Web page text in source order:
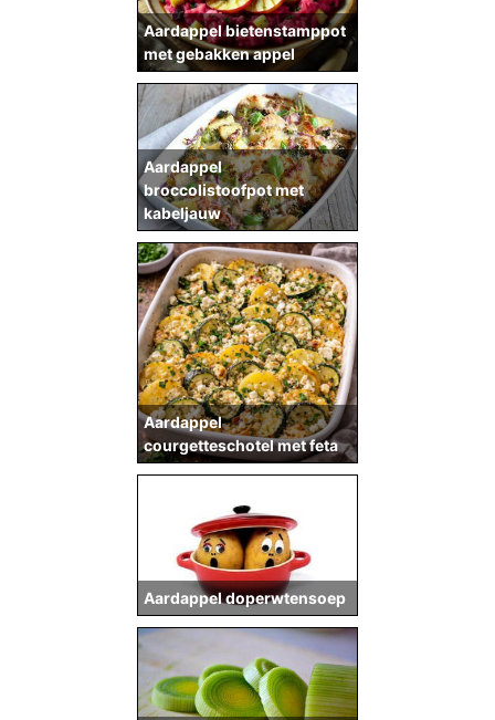
Aardappel bietenstamppot
met gebakken appel
Aardappel
broccolistoofpot met
kabeljauw
Aardappel
courgetteschotel met feta
Aardappel doperwtensoep